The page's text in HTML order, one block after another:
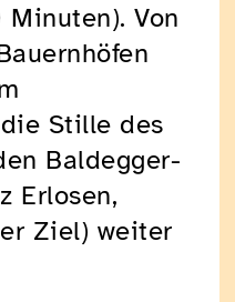
Von
Stille des
Baldegger-
Erlosen,
Ziel) weiter